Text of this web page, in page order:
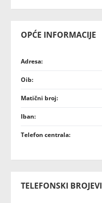
OPĆE INFORMACIJE
Adresa:
Oib:
Matični broj:
Iban:
Telefon centrala:
TELEFONSKI BROJEVI